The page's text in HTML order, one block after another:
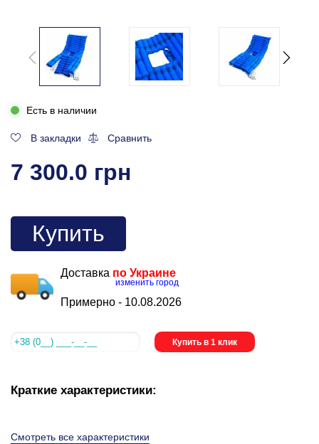
Есть в наличии
В закладки Сравнить
7 300.0 грн
Купить
Доставка по Украине
изменить город
Примерно - 10.08.2026
Купить в 1 клик
Краткие характеристики:
Смотреть все характеристики